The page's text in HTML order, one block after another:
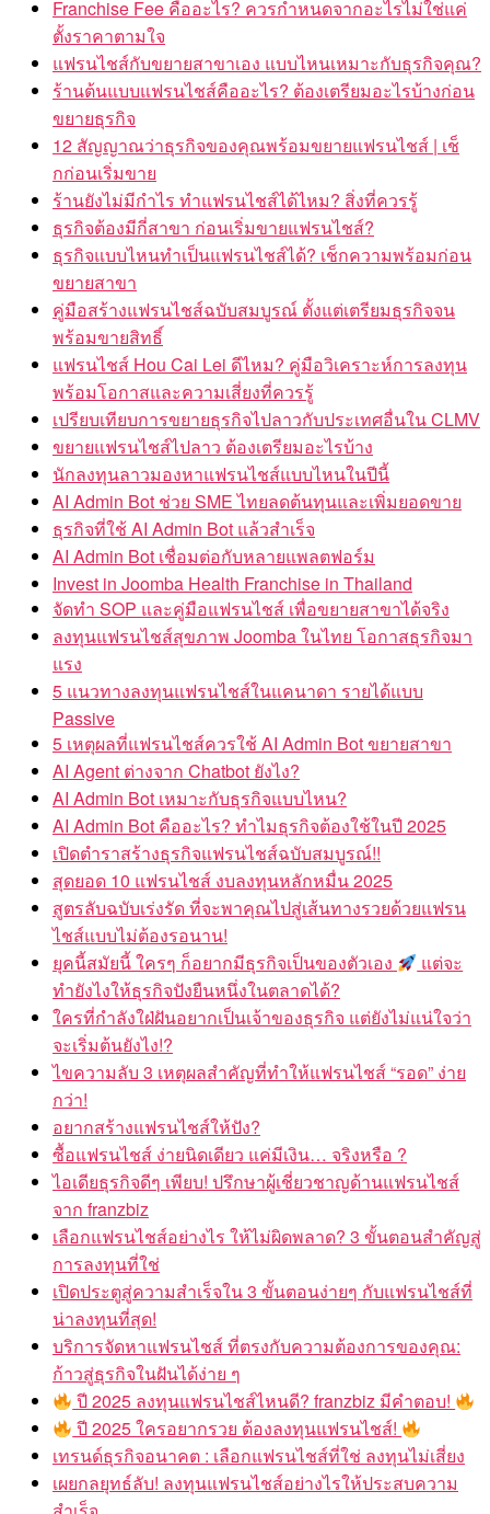
Franchise Fee คืออะไร? ควรกำหนดจากอะไรไม่ใช่แค่
ตั้งราคาตามใจ
แฟรนไชส์กับขยายสาขาเอง แบบไหนเหมาะกับธุรกิจคุณ?
ร้านต้นแบบแฟรนไชส์คืออะไร? ต้องเตรียมอะไรบ้างก่อน
ขยายธุรกิจ
12 สัญญาณว่าธุรกิจของคุณพร้อมขยายแฟรนไชส์ | เช็
กก่อนเริ่มขาย
ร้านยังไม่มีกำไร ทำแฟรนไชส์ได้ไหม? สิ่งที่ควรรู้
ธุรกิจต้องมีกี่สาขา ก่อนเริ่มขายแฟรนไชส์?
ธุรกิจแบบไหนทำเป็นแฟรนไชส์ได้? เช็กความพร้อมก่อน
ขยายสาขา
คู่มือสร้างแฟรนไชส์ฉบับสมบูรณ์ ตั้งแต่เตรียมธุรกิจจน
พร้อมขายสิทธิ์
แฟรนไชส์ Hou Cai Lei ดีไหม? คู่มือวิเคราะห์การลงทุน
พร้อมโอกาสและความเสี่ยงที่ควรรู้
เปรียบเทียบการขยายธุรกิจไปลาวกับประเทศอื่นใน CLMV
ขยายแฟรนไชส์ไปลาว ต้องเตรียมอะไรบ้าง
นักลงทุนลาวมองหาแฟรนไชส์แบบไหนในปีนี้
AI Admin Bot ช่วย SME ไทยลดต้นทุนและเพิ่มยอดขาย
ธุรกิจที่ใช้ AI Admin Bot แล้วสำเร็จ
AI Admin Bot เชื่อมต่อกับหลายแพลตฟอร์ม
Invest in Joomba Health Franchise in Thailand
จัดทำ SOP และคู่มือแฟรนไชส์ เพื่อขยายสาขาได้จริง
ลงทุนแฟรนไชส์สุขภาพ Joomba ในไทย โอกาสธุรกิจมา
แรง
5 แนวทางลงทุนแฟรนไชส์ในแคนาดา รายได้แบบ
Passive
5 เหตุผลที่แฟรนไชส์ควรใช้ AI Admin Bot ขยายสาขา
AI Agent ต่างจาก Chatbot ยังไง?
AI Admin Bot เหมาะกับธุรกิจแบบไหน?
AI Admin Bot คืออะไร? ทำไมธุรกิจต้องใช้ในปี 2025
เปิดตำราสร้างธุรกิจแฟรนไชส์ฉบับสมบูรณ์!!
สุดยอด 10 แฟรนไชส์ งบลงทุนหลักหมื่น 2025
สูตรลับฉบับเร่งรัด ที่จะพาคุณไปสู่เส้นทางรวยด้วยแฟรน
ไชส์แบบไม่ต้องรอนาน!
ยุคนี้สมัยนี้ ใครๆ ก็อยากมีธุรกิจเป็นของตัวเอง
แต่จะ
ทำยังไงให้ธุรกิจปังยืนหนึ่งในตลาดได้?
ใครที่กำลังใฝ่ฝันอยากเป็นเจ้าของธุรกิจ แต่ยังไม่แน่ใจว่า
จะเริ่มต้นยังไง!?
ไขความลับ 3 เหตุผลสำคัญที่ทำให้แฟรนไชส์ “รอด” ง่าย
กว่า!
อยากสร้างแฟรนไชส์ให้ปัง?
ซื้อแฟรนไชส์ ง่ายนิดเดียว แค่มีเงิน… จริงหรือ ?
ไอเดียธุรกิจดีๆ เพียบ! ปรึกษาผู้เชี่ยวชาญด้านแฟรนไชส์
จาก franzbiz
เลือกแฟรนไชส์อย่างไร ให้ไม่ผิดพลาด? 3 ขั้นตอนสำคัญสู่
การลงทุนที่ใช่
เปิดประตูสู่ความสำเร็จใน 3 ขั้นตอนง่ายๆ กับแฟรนไชส์ที่
น่าลงทุนที่สุด!
บริการจัดหาแฟรนไชส์ ที่ตรงกับความต้องการของคุณ:
ก้าวสู่ธุรกิจในฝันได้ง่าย ๆ
ปี 2025 ลงทุนแฟรนไชส์ไหนดี? franzbiz มีคำตอบ!
ปี 2025 ใครอยากรวย ต้องลงทุนแฟรนไชส์!
เทรนด์ธุรกิจอนาคต : เลือกแฟรนไชส์ที่ใช่ ลงทุนไม่เสี่ยง
เผยกลยุทธ์ลับ! ลงทุนแฟรนไชส์อย่างไรให้ประสบความ